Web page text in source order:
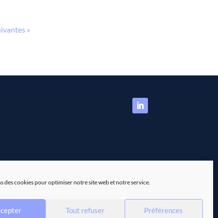
des cookies pour optimiser notre site web et notre service.
Tout refuser Préférences
»